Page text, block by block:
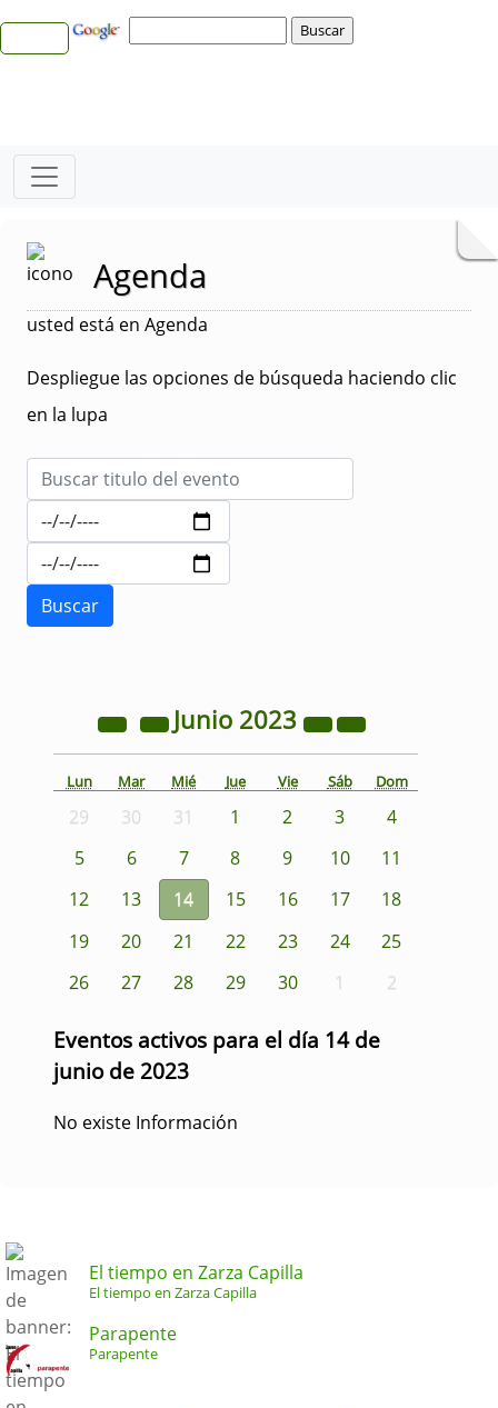
Agenda
usted está en Agenda
Despliegue las opciones de búsqueda haciendo clic
en la lupa
Junio 2023
Lun Mar Mié Jue Vie Sáb Dom
29 30 31 1 2 3
4
5
6 7 8 9 10
11
12
13 14 15 16 17
18
19
20 21 22 23 24
25
26
27 28 29 30 1 2
Eventos activos para el día 14 de
junio de 2023
No existe Información
El tiempo en Zarza Capilla
El tiempo en Zarza Capilla
Parapente
Parapente